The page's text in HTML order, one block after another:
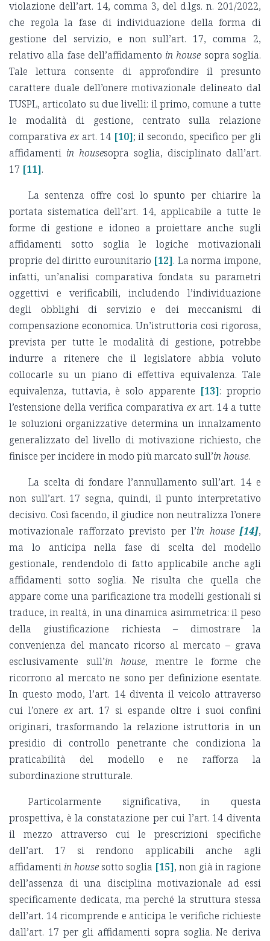
violazione dell’art. 14, comma 3, del d.lgs. n. 201/2022,
che regola la fase di individuazione della forma di
gestione del servizio, e non sull’art. 17, comma 2,
relativo alla fase dell’affidamento in house sopra soglia.
Tale lettura consente di approfondire il presunto
carattere duale dell’onere motivazionale delineato dal
TUSPL, articolato su due livelli: il primo, comune a tutte
le modalità di gestione, centrato sulla relazione
comparativa exart. 14 [10]; il secondo, specifico per gli
affidamenti in housesopra soglia, disciplinato dall’art.
17 [11].
La sentenza offre così lo spunto per chiarire la
portata sistematica dell’art. 14, applicabile a tutte le
forme di gestione e idoneo a proiettare anche sugli
affidamenti sotto soglia le logiche motivazionali
proprie del diritto eurounitario [12]. La norma impone,
infatti, un’analisi comparativa fondata su parametri
oggettivi e verificabili, includendo l’individuazione
degli obblighi di servizio e dei meccanismi di
compensazione economica. Un’istruttoria così rigorosa,
prevista per tutte le modalità di gestione, potrebbe
indurre a ritenere che il legislatore abbia voluto
collocarle su un piano di effettiva equivalenza. Tale
equivalenza, tuttavia, è solo apparente [13]: proprio
l’estensione della verifica comparativa exart. 14 a tutte
le soluzioni organizzative determina un innalzamento
generalizzato del livello di motivazione richiesto, che
finisce per incidere in modo più marcato sull’in house.
La scelta di fondare l’annullamento sull’art. 14 e
non sull’art. 17 segna, quindi, il punto interpretativo
decisivo. Così facendo, il giudice non neutralizza l’onere
motivazionale rafforzato previsto per l’in house [14],
ma lo anticipa nella fase di scelta del modello
gestionale, rendendolo di fatto applicabile anche agli
affidamenti sotto soglia. Ne risulta che quella che
appare come una parificazione tra modelli gestionali si
traduce, in realtà, in una dinamica asimmetrica: il peso
della giustificazione richiesta – dimostrare la
convenienza del mancato ricorso al mercato – grava
esclusivamente sull’in house, mentre le forme che
ricorrono al mercato ne sono per definizione esentate.
In questo modo, l’art. 14 diventa il veicolo attraverso
cui l’onere exart. 17 si espande oltre i suoi confini
originari, trasformando la relazione istruttoria in un
presidio di controllo penetrante che condiziona la
praticabilità del modello e ne rafforza la
subordinazione strutturale.
Particolarmente significativa, in questa
prospettiva, è la constatazione per cui l’art. 14 diventa
il mezzo attraverso cui le prescrizioni specifiche
dell’art. 17 si rendono applicabili anche agli
affidamenti in house sotto soglia [15], non già in ragione
dell’assenza di una disciplina motivazionale ad essi
specificamente dedicata, ma perché la struttura stessa
dell’art. 14 ricomprende e anticipa le verifiche richieste
dall’art. 17 per gli affidamenti sopra soglia. Ne deriva